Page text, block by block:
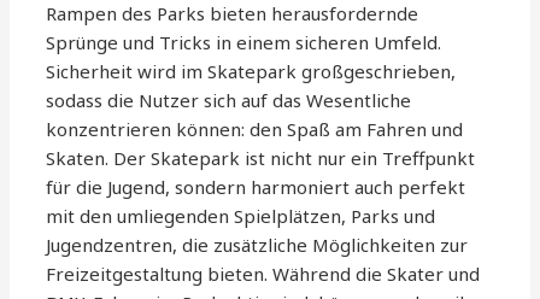
Rampen des Parks bieten herausfordernde
Sprünge und Tricks in einem sicheren Umfeld.
Sicherheit wird im Skatepark großgeschrieben,
sodass die Nutzer sich auf das Wesentliche
konzentrieren können: den Spaß am Fahren und
Skaten. Der Skatepark ist nicht nur ein Treffpunkt
für die Jugend, sondern harmoniert auch perfekt
mit den umliegenden Spielplätzen, Parks und
Jugendzentren, die zusätzliche Möglichkeiten zur
Freizeitgestaltung bieten. Während die Skater und